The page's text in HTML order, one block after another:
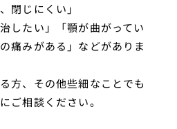
閉じにくい」
したい」「顎が曲がってい
痛みがある」などがありま
方、その他些細なことでも
ご相談ください。